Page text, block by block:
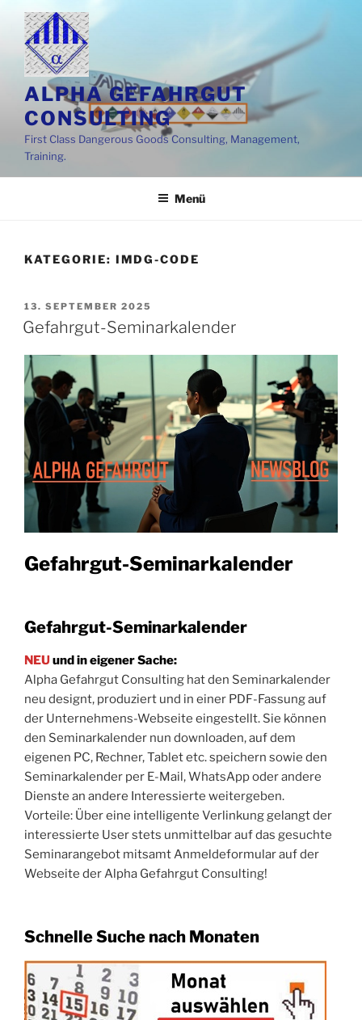
Zum
Inhalt
springen
ALPHA GEFAHRGUT
CONSULTING
First Class Dangerous Goods Consulting, Management,
Training.
Menü
KATEGORIE: IMDG-CODE
VERÖFFENTLICHT
AM
13. SEPTEMBER 2025
Gefahrgut-Seminarkalender
Gefahrgut-Seminarkalender
Gefahrgut-Seminarkalender
NEU und in eigener Sache:
Alpha Gefahrgut Consulting hat den Seminarkalender
neu designt, produziert und in einer PDF-Fassung auf
der Unternehmens-Webseite eingestellt. Sie können
den Seminarkalender nun downloaden, auf dem
eigenen PC, Rechner, Tablet etc. speichern sowie den
Seminarkalender per E-Mail, WhatsApp oder andere
Dienste an andere Interessierte weitergeben.
Vorteile: Über eine intelligente Verlinkung gelangt der
interessierte User stets unmittelbar auf das gesuchte
Seminarangebot mitsamt Anmeldeformular auf der
Webseite der Alpha Gefahrgut Consulting!
Schnelle Suche nach Monaten